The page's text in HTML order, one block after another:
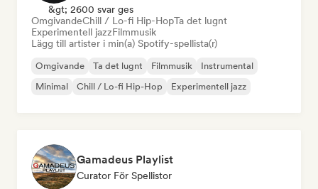
&gt; 2600 svar ges
OmgivandeChill / Lo-fi Hip-HopTa det lugnt
Experimentell jazzFilmmusik
Lägg till artister i min(a) Spotify-spellista(r)
Omgivande Ta det lugnt Filmmusik
Instrumental
Minimal
Chill / Lo-fi Hip-Hop Experimentell jazz
Gamadeus Playlist
Curator För Spellistor